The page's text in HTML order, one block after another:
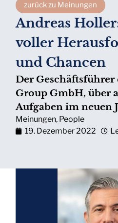
zurück zu Meinungen
Andreas
voller
und Chancen
Der Geschäftsführer
Group GmbH, über
Aufgaben im neuen
Meinungen, People
19. Dezember 2022